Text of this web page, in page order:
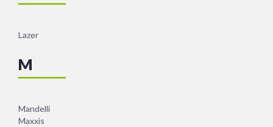
Lazer
M
Mandelli
Maxxis